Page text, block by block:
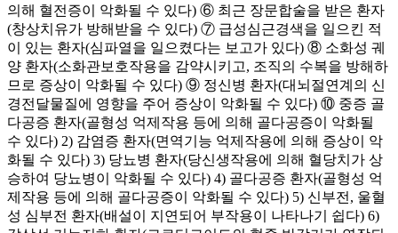
의해 혈전증이 악화될 수 있다) ⑥ 최근 장문합술을 받은 환자
(창상치유가 방해받을 수 있다) ⑦ 급성심근경색을 일으킨 적
이 있는 환자(심파열을 일으켰다는 보고가 있다) ⑧ 소화성 궤
양 환자(소화관보호작용을 감약시키고, 조직의 수복을 방해하
므로 증상이 악화될 수 있다) ⑨ 정신병 환자(대뇌절연계의 신
경전달물질에 영향을 주어 증상이 악화될 수 있다) ⑩ 중증 골
다공증 환자(골형성 억제작용 등에 의해 골다공증이 악화될
수 있다) 2) 감염증 환자(면역기능 억제작용에 의해 증상이 악
화될 수 있다) 3) 당뇨병 환자(당신생작용에 의해 혈당치가 상
승하여 당뇨병이 악화될 수 있다) 4) 골다공증 환자(골형성 억
제작용 등에 의해 골다공증이 악화될 수 있다) 5) 신부전, 울혈
성 심부전 환자(배설이 지연되어 부작용이 나타나기 쉽다) 6)